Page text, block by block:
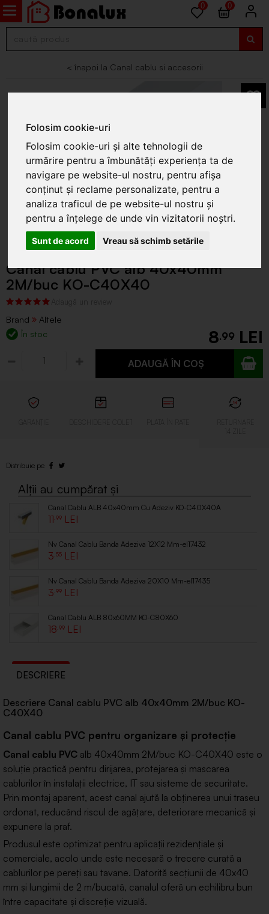
Folosim cookie-uri
Folosim cookie-uri și alte tehnologii de
urmărire pentru a îmbunătăți experiența ta de
navigare pe website-ul nostru, pentru afișa
conținut și reclame personalizate, pentru a
analiza traficul de pe website-ul nostru și
pentru a înțelege de unde vin vizitatorii noștri.
Sunt de acord Vreau să schimb setările
0 0
Canal cablu si accesorii
Canal cablu PVC alb 40x40mm
2M/buc KO-C40X40
Brand
Altele
În stoc
8.99
ADAUGĂ ÎN COȘ
Canal Cablu ALB 40x40mm Cu Adeziv KO-C40X40A
11 .99
Nv Canal Cablu Banda Adeziva 12X12 Mm-el17432
3 .55
Nv Canal Cablu Banda Adeziva 20X10 Mm-el17435
3 .99
Canal Cablu ALB 80x60MM KO-C80X60
18 .99
DESCRIERE
Descriere Canal cablu PVC alb 40x40mm 2M/buc KO-
C40X40
Canal cablu PVC pentru organizare și protecție
Canal cablu PVC alb 40x40mm 2M/buc KO-C40X40 este o
soluție practică pentru dirijarea, protejarea și mascarea
cablurilor în instalații electrice, IT sau sisteme de securitate.
Prin montaj aparent, acest canal ajută la obținerea unui traseu
ordonat, reducând riscul de agățare, deteriorare mecanică și
expunere la praf.
Produsul este optimizat pentru aplicații rezidențiale și
comerciale, acolo unde este necesară o trecere curată a
cablurilor pe pereți sau tavane. Datorită secțiunii de 40x40
mm și lungimii de 2 m/bucată, canalul oferă un echilibru bun
între capacitate și discreție vizuală.